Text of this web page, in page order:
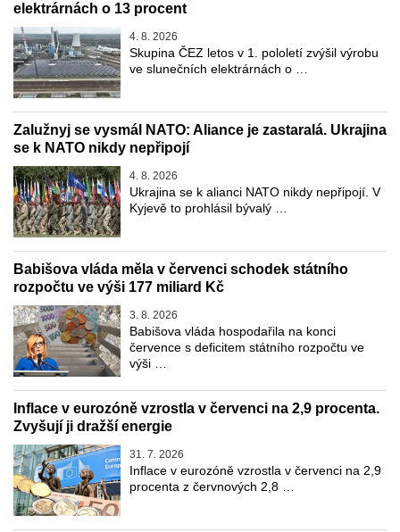
elektrárnách o 13 procent
4. 8. 2026
Skupina ČEZ letos v 1. pololetí zvýšil výrobu
ve slunečních elektrárnách o …
Zalužnyj se vysmál NATO: Aliance je zastaralá. Ukrajina
se k NATO nikdy nepřipojí
4. 8. 2026
Ukrajina se k alianci NATO nikdy nepřipojí. V
Kyjevě to prohlásil bývalý …
Babišova vláda měla v červenci schodek státního
rozpočtu ve výši 177 miliard Kč
3. 8. 2026
Babišova vláda hospodařila na konci
července s deficitem státního rozpočtu ve
výši …
Inflace v eurozóně vzrostla v červenci na 2,9 procenta.
Zvyšují ji dražší energie
31. 7. 2026
Inflace v eurozóně vzrostla v červenci na 2,9
procenta z červnových 2,8 …